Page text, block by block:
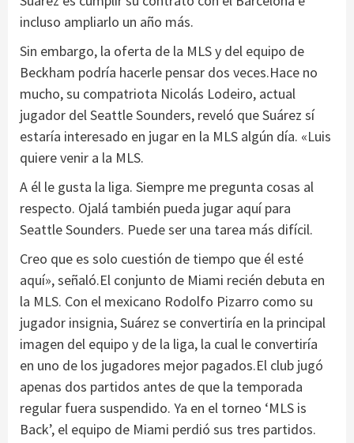
incluso ampliarlo un año más.
Sin embargo, la oferta de la MLS y del equipo de
Beckham podría hacerle pensar dos veces.Hace no
mucho, su compatriota Nicolás Lodeiro, actual
jugador del Seattle Sounders, reveló que Suárez sí
estaría interesado en jugar en la MLS algún día. «Luis
quiere venir a la MLS.
A él le gusta la liga. Siempre me pregunta cosas al
respecto. Ojalá también pueda jugar aquí para
Seattle Sounders. Puede ser una tarea más difícil.
Creo que es solo cuestión de tiempo que él esté
aquí», señaló.El conjunto de Miami recién debuta en
la MLS. Con el mexicano Rodolfo Pizarro como su
jugador insignia, Suárez se convertiría en la principal
imagen del equipo y de la liga, la cual le convertiría
en uno de los jugadores mejor pagados.El club jugó
apenas dos partidos antes de que la temporada
regular fuera suspendido. Ya en el torneo ‘MLS is
Back’, el equipo de Miami perdió sus tres partidos.